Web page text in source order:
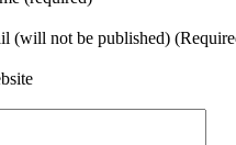
(will not be published)